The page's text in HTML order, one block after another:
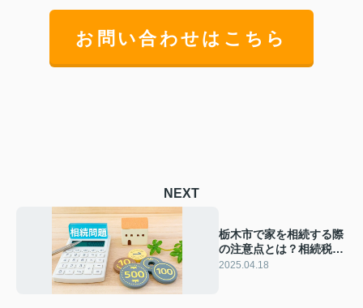
お問い合わせはこちら
NEXT
栃木市で家を相続する際
の注意点とは？相続税の
計算方法を解説
2025.04.18